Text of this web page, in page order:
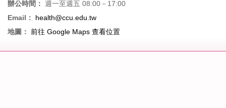
辦公時間： 週一至週五 08:00－17:00
Email：
health@ccu.edu.tw
地圖： 前往 Google Maps 查看位置